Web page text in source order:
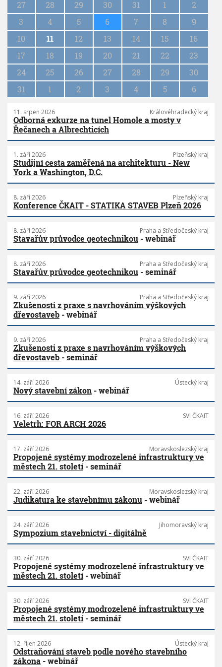
a
i
o
27
28 29 30 31 1
2
3
4 5 6 7 8
9
10
11 12 13 14 15
16
17
18 19 20 21 22
23
24
25 26 27 28 29
30
31
1 2 3 4 5 6
11. srpen 2026 Královéhradecký kraj
Odborná exkurze na tunel Homole a mosty v
Řečanech a Albrechticích
1. září 2026 Plzeňský kraj
Studijní cesta zaměřená na architekturu - New
York a Washington, D.C.
8. září 2026 Plzeňský kraj
Konference ČKAIT - STATIKA STAVEB Plzeň 2026
8. září 2026 Praha a Středočeský kraj
Stavařův průvodce geotechnikou - webinář
8. září 2026 Praha a Středočeský kraj
Stavařův průvodce geotechnikou - seminář
9. září 2026 Praha a Středočeský kraj
Zkušenosti z praxe s navrhováním výškových
dřevostaveb - webinář
9. září 2026 Praha a Středočeský kraj
Zkušenosti z praxe s navrhováním výškových
dřevostaveb - seminář
14. září 2026 Ústecký kraj
Nový stavební zákon - webinář
16. září 2026 SVI ČKAIT
Veletrh: FOR ARCH 2026
17. září 2026 Moravskoslezský kraj
Propojené systémy modrozelené infrastruktury ve
městech 21. století- seminář
22. září 2026 Moravskoslezský kraj
Judikatura ke stavebnímu zákonu - webinář
24. září 2026 Jihomoravský kraj
Sympozium stavebnictví - digitálně
30. září 2026 SVI ČKAIT
Propojené systémy modrozelené infrastruktury ve
městech 21. století- webinář
30. září 2026 SVI ČKAIT
Propojené systémy modrozelené infrastruktury ve
městech 21. století- seminář
12. říjen 2026 Ústecký kraj
Odstraňování staveb podle nového stavebního
zákona - webinář